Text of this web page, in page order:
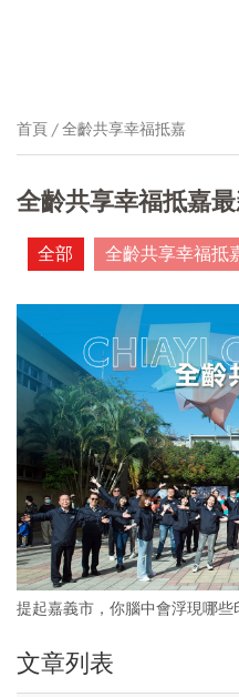
首頁 全齡共享幸福抵嘉
全齡共享幸福抵嘉
全部 全齡共享幸福抵
提起嘉義市，你腦中會浮現哪
台灣史上第一個建城城市。時至
文章列表